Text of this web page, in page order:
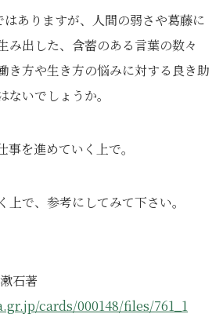
ありますが、人間の弱さや葛藤に
み出した、含蓄のある言葉の数々
き方や生き方の悩みに対する良き助
いでしょうか。
を進めていく上で。
上で、参考にしてみて下さい。
石著
cards/000148/files/761_1